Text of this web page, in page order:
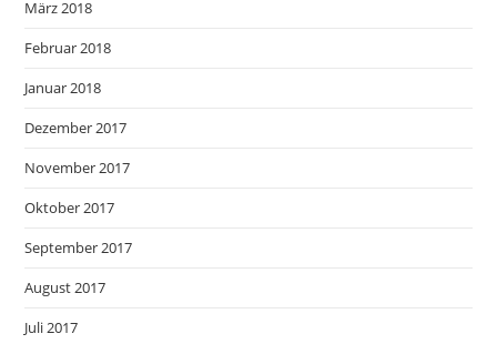
März 2018
Februar 2018
Januar 2018
Dezember 2017
November 2017
Oktober 2017
September 2017
August 2017
Juli 2017